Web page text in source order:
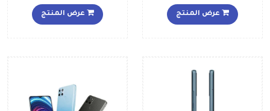
LTE وبلون أسود بنمط
متقاطع إصدار الشرق
عرض المنتج عرض المنتج